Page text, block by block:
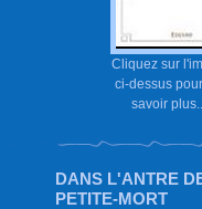
Cliquez sur
ci-dessus
savoir plus...
DANS L'ANTRE
PETITE-MORT